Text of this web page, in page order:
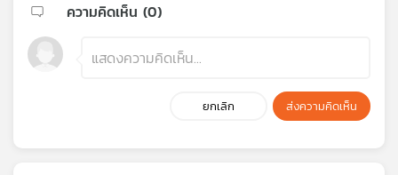
ความคิดเห็น (0)
ยกเลิก ส่งความคิดเห็น